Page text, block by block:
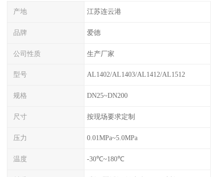
产地 江苏连云港
品牌 爱德
公司性质 生产厂家
型号 AL1402/AL1403/AL1412/AL1512
规格 DN25~DN200
尺寸 按现场要求定制
压力 0.01MPa~5.0MPa
温度 -30℃~180℃